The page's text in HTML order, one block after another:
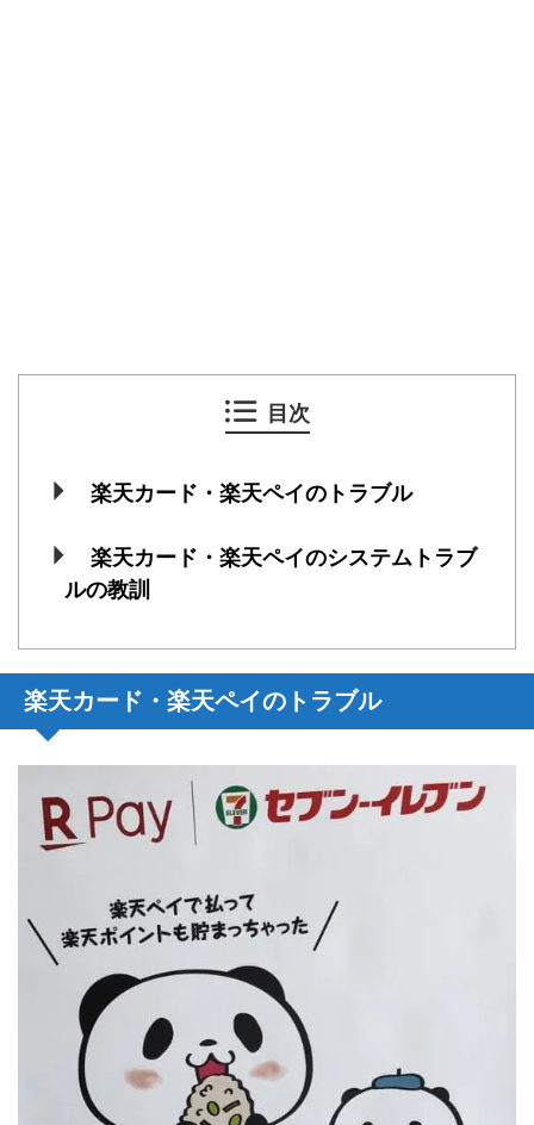
目次
楽天カード・楽天ペイのトラブル
楽天カード・楽天ペイのシステムトラブ
ルの教訓
楽天カード・楽天ペイのトラブル